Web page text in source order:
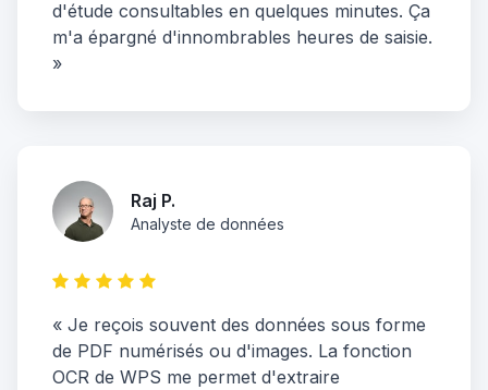
d'étude consultables en quelques minutes. Ça
m'a épargné d'innombrables heures de saisie.
»
Raj P.
Analyste de données
« Je reçois souvent des données sous forme
de PDF numérisés ou d'images. La fonction
OCR de WPS me permet d'extraire